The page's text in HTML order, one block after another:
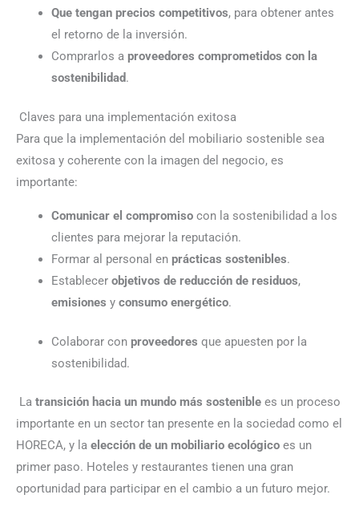
Que tengan precios competitivos, para obtener antes
el retorno de la inversión.
Comprarlos a proveedores comprometidos con la
sostenibilidad.
Claves para una implementación exitosa
Para que la implementación del mobiliario sostenible sea
exitosa y coherente con la imagen del negocio, es
importante:
Comunicar el compromisocon la sostenibilidad a los
clientes para mejorar la reputación.
Formar al personal en prácticas sostenibles.
Establecer objetivos de reducción de residuos,
emisiones yconsumo energético.
Colaborar con proveedores que apuesten por la
sostenibilidad.
La transición hacia un mundo más sostenible es un proceso
importante en un sector tan presente en la sociedad como el
HORECA, y la elección de un mobiliario ecológico es un
primer paso. Hoteles y restaurantes tienen una gran
oportunidad para participar en el cambio a un futuro mejor.